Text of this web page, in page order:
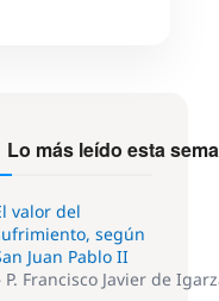
Lo más leído esta
valor del
según
Juan Pablo II
P. Francisco Javier de